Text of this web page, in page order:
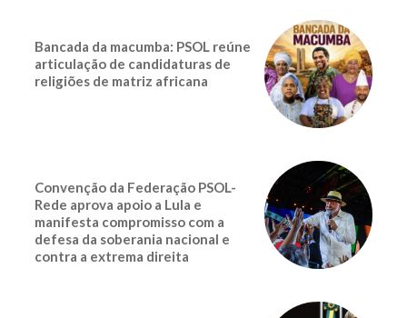
Bancada da macumba: PSOL reúne
articulação de candidaturas de
religiões de matriz africana
Convenção da Federação PSOL-
Rede aprova apoio a Lula e
manifesta compromisso com a
defesa da soberania nacional e
contra a extrema direita